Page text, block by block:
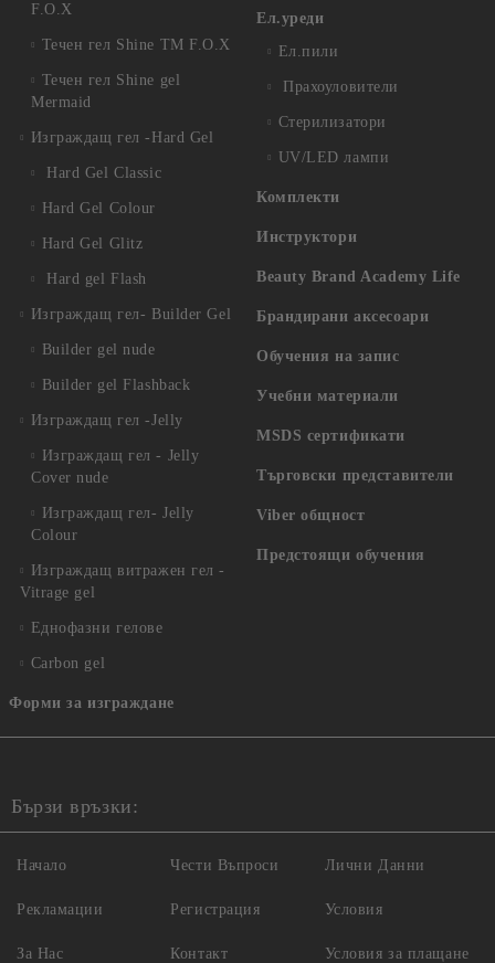
F.O.X
Течен гел Shine TM F.O.X
Течен гел Shine gel
Mermaid
Изграждащ гел -Hard Gel
Hard Gel Classic
Hard Gel Colour
Hard Gel Glitz
Hard gel Flash
Изграждащ гел- Builder Gel
Builder gel nude
Builder gel Flashback
Изграждащ гел -Jelly
Изграждащ гел - Jelly
Cover nude
Изграждащ гел- Jelly
Colour
Изграждащ витражен гел -
Vitrage gel
Еднофазни гелове
Carbon gel
Форми за изграждане
Ел.уреди
Ел.пили
Прахоуловители
Стерилизатори
UV/LED лампи
Комплекти
Инструктори
Beauty Brand Academy Life
Брандирани аксесоари
Обучения на запис
Учебни материали
MSDS сертификати
Търговски представители
Viber общност
Предстоящи обучения
Бързи връзки:
Начало
Рекламации
За Нас
Чести Въпроси
Регистрация
Контакт
Лични Данни
Условия
Условия за плащане